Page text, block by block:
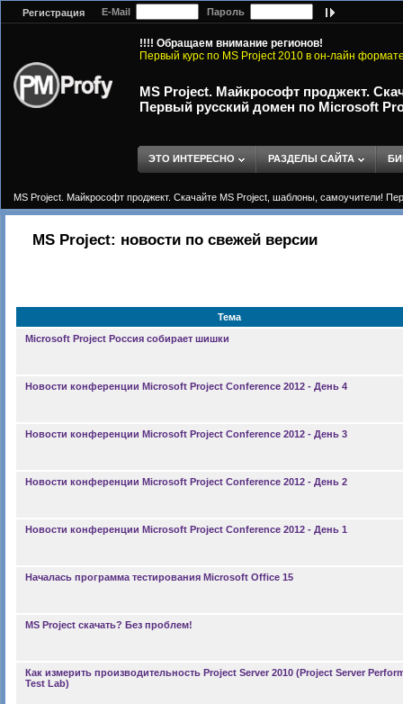
Регистрация E-Mail Пароль
!!!! Обращаем внимание регионов!
Первый курс по MS Project 2010 в он-лайн
MS Project. Майкрософт проджект.
Первый русский домен по Microsoft
ЭТО ИНТЕРЕСНО РАЗДЕЛЫ САЙТА
MS Project. Майкрософт проджект. Скачайте MS Project, шаблоны, самоучители!
MS Project: новости по свежей версии
Тема
Microsoft Project Россия собирает шишки
Новости конференции Microsoft Project Conference 2012 - День 4
Новости конференции Microsoft Project Conference 2012 - День 3
Новости конференции Microsoft Project Conference 2012 - День 2
Новости конференции Microsoft Project Conference 2012 - День 1
Началась программа тестирования Microsoft Office 15
MS Project скачать? Без проблем!
Как измерить производительность Project Server 2010 (Project Server
Test Lab)